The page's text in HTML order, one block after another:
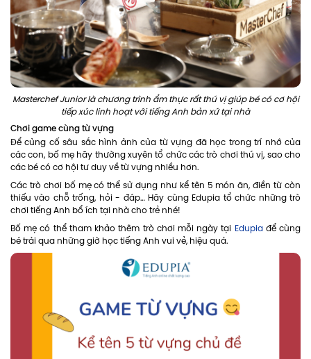
Masterchef Junior là chương trình ẩm thực rất thú vị giúp bé có cơ hội
tiếp xúc linh hoạt với tiếng Anh bản xứ tại nhà
Chơi game cùng từ vựng
Để củng cố sâu sắc hình ảnh của từ vựng đã học trong trí nhớ của
các con, bố mẹ hãy thường xuyên tổ chức các trò chơi thú vị, sao cho
các bé có cơ hội tư duy về từ vựng nhiều hơn.
Các trò chơi bố mẹ có thể sử dụng như kể tên 5 món ăn, điền từ còn
thiếu vào chỗ trống, hỏi - đáp… Hãy cùng Edupia tổ chức những trò
chơi tiếng Anh bổ ích tại nhà cho trẻ nhé!
Bố mẹ có thể tham khảo thêm trò chơi mỗi ngày tại Edupiađể cùng
bé trải qua những giờ học tiếng Anh vui vẻ, hiệu quả.